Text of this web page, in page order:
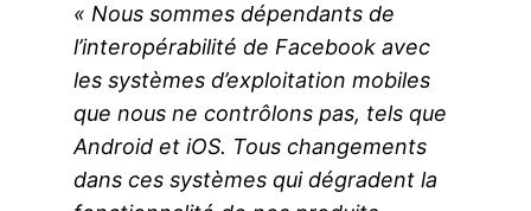
« Nous sommes dépendants de
l’interopérabilité de Facebook avec
les systèmes d’exploitation mobiles
que nous ne contrôlons pas, tels que
Android et iOS. Tous changements
dans ces systèmes qui dégradent la